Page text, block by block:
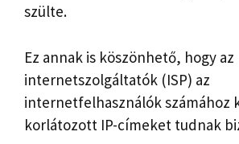
szülte.
Ez annak is köszönhető, hogy az
internetszolgáltatók (ISP) az
internetfelhasználók számához
korlátozott IP-címeket tudnak